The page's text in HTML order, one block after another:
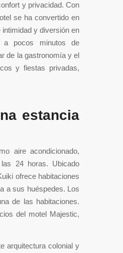
y privacidad. Con
se ha convertido en
y diversión en
a pocos minutos de
de la gastronomía y el
y fiestas privadas,
estancia
aire acondicionado,
24 horas. Ubicado
ofrece habitaciones
a sus huéspedes. Los
de las habitaciones.
del motel Majestic,
arquitectura colonial y